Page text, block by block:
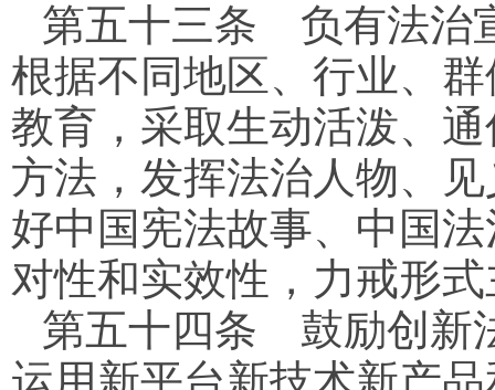
第五十三条 负有法治
根据不同地区、行业、
教育，采取生动活泼、
方法，发挥法治人物、
好中国宪法故事、中国
对性和实效性，力戒形
第五十四条 鼓励创新